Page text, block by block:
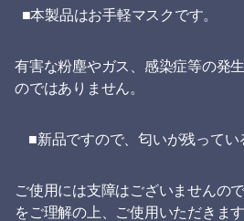
■本製品はお手軽マスクです。
有害な粉塵やガス、感染症等の発
のではありません。
■新品ですので、匂いが残ってい
ご使用には支障はございませんの
をご理解の上、ご使用いただきま